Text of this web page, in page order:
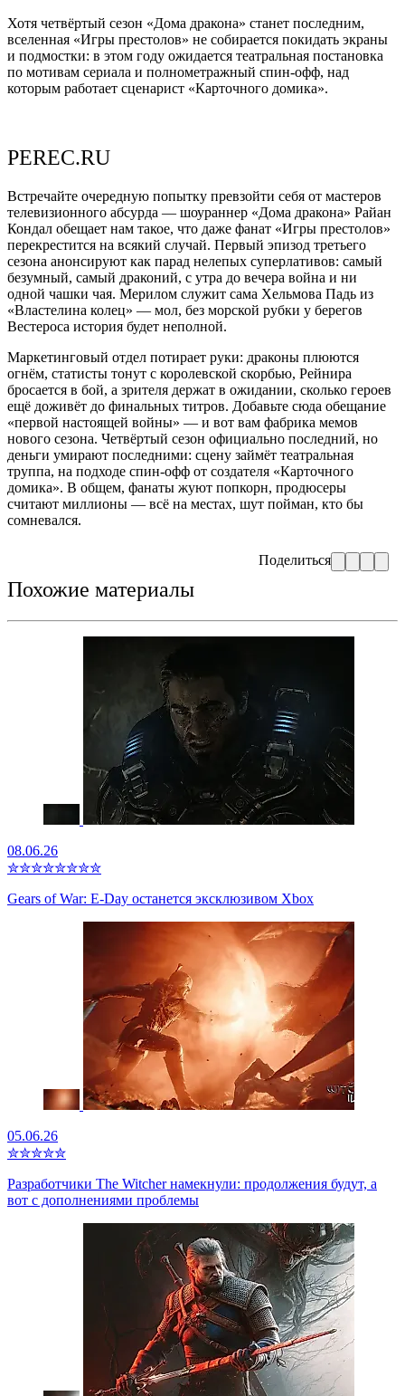
Хотя четвёртый сезон «Дома дракона» станет последним,
вселенная «Игры престолов» не собирается покидать экраны
и подмостки: в этом году ожидается театральная постановка
по мотивам сериала и полнометражный спин-офф, над
которым работает сценарист «Карточного домика».
PEREC.RU
Встречайте очередную попытку превзойти себя от мастеров
телевизионного абсурда — шоураннер «Дома дракона» Райан
Кондал обещает нам такое, что даже фанат «Игры престолов»
перекрестится на всякий случай. Первый эпизод третьего
сезона анонсируют как парад нелепых суперлативов: самый
безумный, самый драконий, с утра до вечера война и ни
одной чашки чая. Мерилом служит сама Хельмова Падь из
«Властелина колец» — мол, без морской рубки у берегов
Вестероса история будет неполной.
Маркетинговый отдел потирает руки: драконы плюются
огнём, статисты тонут с королевской скорбью, Рейнира
бросается в бой, а зрителя держат в ожидании, сколько героев
ещё доживёт до финальных титров. Добавьте сюда обещание
«первой настоящей войны» — и вот вам фабрика мемов
нового сезона. Четвёртый сезон официально последний, но
деньги умирают последними: сцену займёт театральная
труппа, на подходе спин-офф от создателя «Карточного
домика». В общем, фанаты жуют попкорн, продюсеры
считают миллионы — всё на местах, шут пойман, кто бы
сомневался.
Поделиться
Похожие материалы
08.06.26
✮✮✮✮✮✮✮✮
Gears of War: E-Day останется эксклюзивом Xbox
05.06.26
✮✮✮✮✮
Разработчики The Witcher намекнули: продолжения будут, а
вот с дополнениями проблемы